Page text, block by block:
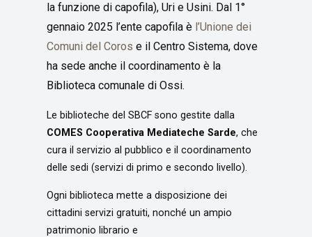
lafunzione di capofila), Uri e Usini. Dal 1°
gennaio 2025 l’ente capofila è l’Unione dei
Comuni del Coros e il Centro Sistema, dove
ha sede anche il coordinamento è la
Biblioteca comunale di Ossi.
Le biblioteche del SBCF sono gestite dalla
COMES Cooperativa Mediateche Sarde, che
cura il servizio al pubblico e il coordinamento
delle sedi (servizi di primo e secondo livello).
Ogni biblioteca mette a disposizione dei
cittadini servizi gratuiti, nonché un ampio
patrimonio librario e